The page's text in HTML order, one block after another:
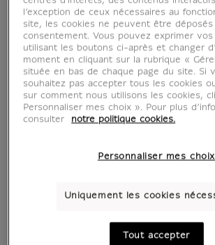
l’exception de ceux nécessaires au
site, les cookies ne peuvent être déposés
consentement. Vous pouvez exprimer vos
utilisant les boutons ci-après et changer
moment en cliquant sur la rubrique «
située en bas de chaque page du site. Si
souhaitez pas accepter tous les cookies
sur comment nous utilisons les cookies,
Personnaliser mes choix ». Pour plus
consulter
notre politique cookies.
Personnaliser mes choix
Uniquement les cookies
Tout accepter